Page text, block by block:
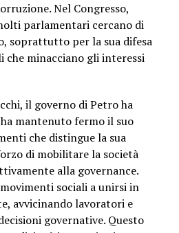
Nel Congresso,
parlamentari cercano di
soprattutto per la sua difesa
minacciano gli interessi
il governo di Petro ha
mantenuto fermo il suo
che distingue la sua
di mobilitare la società
alla governance.
sociali a unirsi in
avvicinando lavoratori e
governative. Questo